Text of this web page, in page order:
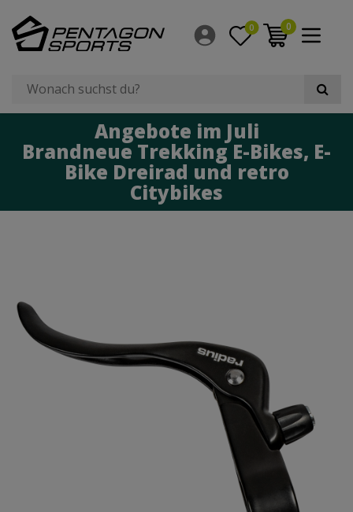
0 0
Angebote im Juli
Brandneue Trekking E-Bikes, E-
Bike Dreirad und retro
Citybikes